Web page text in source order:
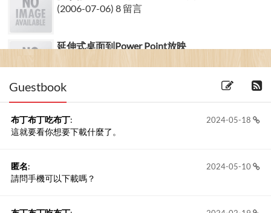
(2006-07-06) 8 留言
延伸式桌面到Power Point放映
Guestbook
2024-05-18
布丁布丁吃布丁:
這就要看你想要下載什麼了。
2024-05-10
匿名:
請問手機可以下載嗎？